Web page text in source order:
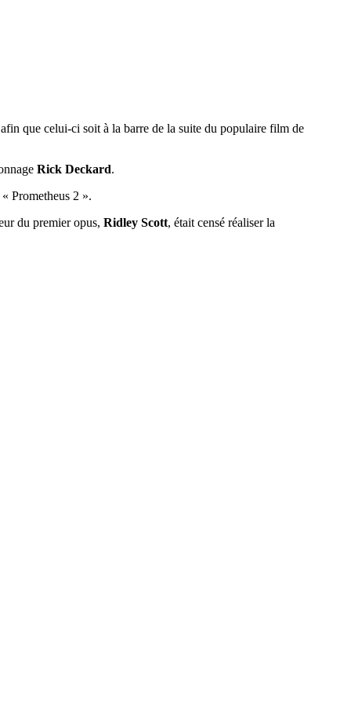
que celui-ci soit à la barre de la suite du populaire film de
Rick Deckard.
Prometheus 2 ».
du premier opus, Ridley Scott, était censé réaliser la